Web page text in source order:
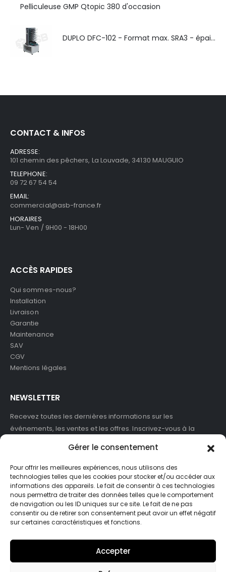
Gérer le consentement
Pour offrir les meilleures expériences, nous utilisons des
technologies telles que les cookies pour stocker et/ou accéder aux
informations des appareils. Le fait de consentir à ces technologies
nous permettra de traiter des données telles que le comportement
de navigation ou les ID uniques sur ce site. Le fait de ne pas
consentir ou de retirer son consentement peut avoir un effet négatif
sur certaines caractéristiques et fonctions.
Accepter
Pelliculeuse GMP Qtopic 380 d'occasion
DUPLO DFC-102 - Format max. SRA3 - épaisseur de 50 à 130g/m
CONTACT & INFOS
ADRESSE:
101 chemin des pêchers, La Louvade, 34130 MAUGUIO
TELEPHONE:
09 72 67 54 54
EMAIL:
commercial@asb-france.fr
HORAIRES
Lun- Ven / 9H00 - 18H00
ACCÈS RAPIDES
Qui sommes-nous?
Installation
Livraison
Garantie
Maintenance
SAV
CGV
Mentions légales
NEWSLETTER
Recevez toutes les dernières informations sur les
événements, les ventes et les offres. Inscrivez-vous à la
J'accepte de recevoir des newsletters et des informations
marketing de ASB France.